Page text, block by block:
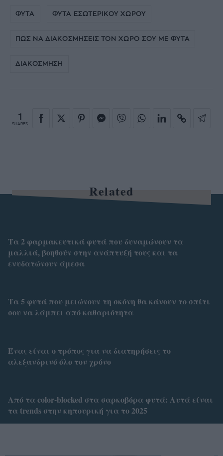
ΦΥΤΑ ΦΥΤΑ ΕΣΩΤΕΡΙΚΟΥ ΧΩΡΟΥ
ΠΩΣ ΝΑ ΔΙΑΚΟΣΜΗΣΕΙΣ ΤΟΝ ΧΩΡΟ ΣΟΥ ΜΕ ΦΥΤΑ
ΔΙΑΚΟΣΜΗΣΗ
1
SHARES
Related
Τα 2 φαρμακευτικά φυτά που δυναμώνουν τα
μαλλιά, βοηθούν στην ανάπτυξή τους και τα
ενυδατώνουν άμεσα
Τα 5 φυτά που μειώνουν τη σκόνη θα κάνουν το σπίτι
σου να λάμπει από καθαριότητα
Ένας είναι ο τρόπος για να διατηρήσεις το
αλεξανδρινό όλο τον χρόνο
Από τα color-blocked στα σαρκοβόρα φυτά: Αυτά είναι
τα trends στην κηπουρική για το 2025